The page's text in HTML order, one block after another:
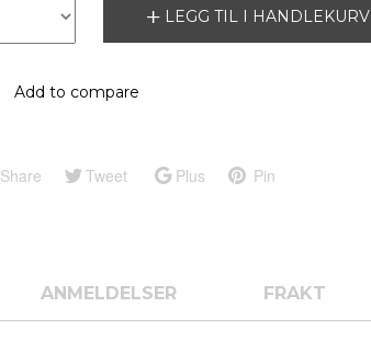
LEGG TIL I HANDLEKURV
Add to compare
Share Tweet Plus Pin
ANMELDELSER FRAKT